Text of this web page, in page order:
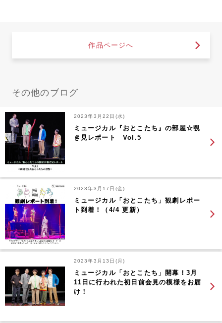
作品ページへ
その他のブログ
2023年3月22日(水)
ミュージカル『おとこたち』の部屋☆覗
き見レポート Vol.5
2023年3月17日(金)
ミュージカル「おとこたち」観劇レポー
ト到着！（4/4 更新）
2023年3月13日(月)
ミュージカル「おとこたち」開幕！3月
11日に行われた初日前会見の模様をお届
け！